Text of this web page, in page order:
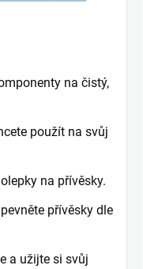
na čistý,
použít na svůj
na přívěsky.
přívěsky dle
a užijte si svůj